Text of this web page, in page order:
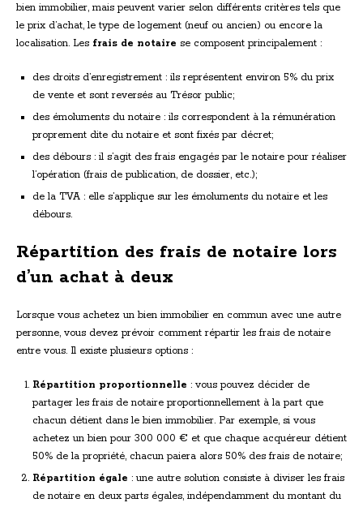
bien immobilier, mais peuvent varier selon différents critères tels que
le prix d’achat, le type de logement (neuf ou ancien) ou encore la
localisation. Les frais de notaire se composent principalement :
des droits d’enregistrement : ils représentent environ 5% du prix
de vente et sont reversés au Trésor public;
des émoluments du notaire : ils correspondent à la rémunération
proprement dite du notaire et sont fixés par décret;
des débours : il s’agit des frais engagés par le notaire pour réaliser
l’opération (frais de publication, de dossier, etc.);
de la TVA : elle s’applique sur les émoluments du notaire et les
débours.
Répartition des frais de notaire lors
d’un achat à deux
Lorsque vous achetez un bien immobilier en commun avec une autre
personne, vous devez prévoir comment répartir les frais de notaire
entre vous. Il existe plusieurs options :
Répartition proportionnelle : vous pouvez décider de
partager les frais de notaire proportionnellement à la part que
chacun détient dans le bien immobilier. Par exemple, si vous
achetez un bien pour 300 000 € et que chaque acquéreur détient
50% de la propriété, chacun paiera alors 50% des frais de notaire;
Répartition égale : une autre solution consiste à diviser les frais
de notaire en deux parts égales, indépendamment du montant du